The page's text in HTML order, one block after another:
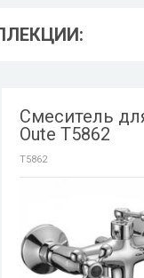
Смеситель
Oute T5862
T5862